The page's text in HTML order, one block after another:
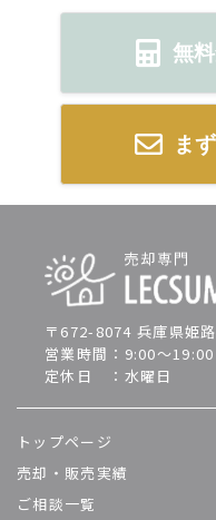
無
ま
〒672-8074 兵庫県姫
営業時間：9:00～19:00
定休日 ：水曜日
トップページ
売却・販売実績
ご相談一覧